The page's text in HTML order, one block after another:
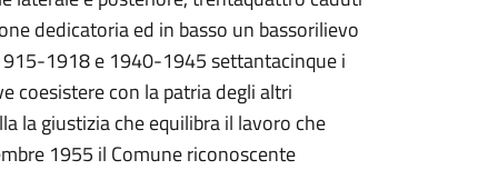
dedicatoria ed in basso un bassorilievo
1918 e 1940-1945 settantacinque i
coesistere con la patria degli altri
la giustizia che equilibra il lavoro che
1955 il Comune riconoscente